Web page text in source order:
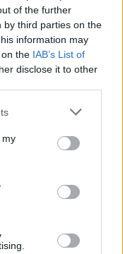
of the further
by third parties on the
information may
the IAB’s List of
disclose it to other
my
az EU
legutolsó,
Unióhoz?